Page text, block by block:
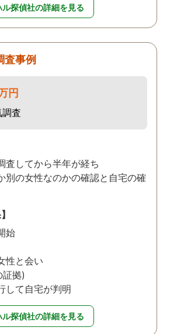
ル探偵社の詳細を見る
査事例
円
査
査してから半年が経ち
別の女性なのかの確認と自宅の確
始
性と会い
証拠)
して自宅が判明
ル探偵社の詳細を見る